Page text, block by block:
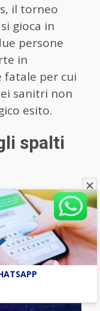
il torneo
gioca in
persone
in
fatale per cui
sanitri non
esito.
spalti
mentre
d’Armi: è
cardiaco. I
la corsa
il ricovero in
ce l’ha fatta.